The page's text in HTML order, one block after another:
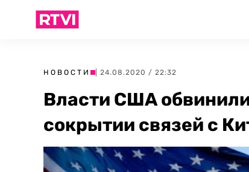
НОВОСТИ | 24.08.2020 / 22:32
Власти США
сокрытии связей с